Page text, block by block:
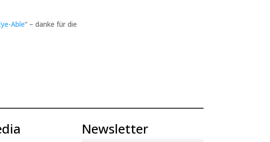
Able“ – danke für die
Newsletter